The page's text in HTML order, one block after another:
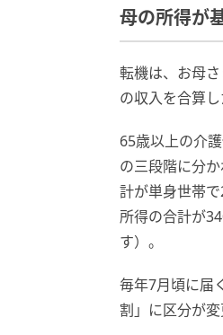
母の所得が
転機は、お母
の収入を合算
65歳以上の介
の三段階に分
計が単身世帯
所得の合計が
す）。
毎年7月頃に届
割」に区分が